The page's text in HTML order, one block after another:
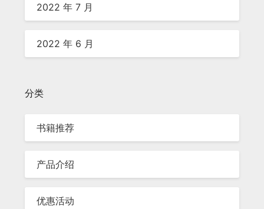
2022 年 7 月
2022 年 6 月
分类
书籍推荐
产品介绍
优惠活动